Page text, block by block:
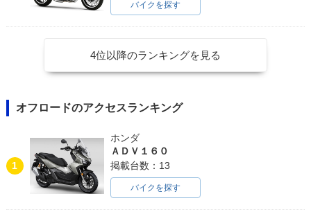
バイクを探す
4位以降のランキングを見る
オフロードのアクセスランキング
1
ホンダ
ＡＤＶ１６０
掲載台数：13
バイクを探す